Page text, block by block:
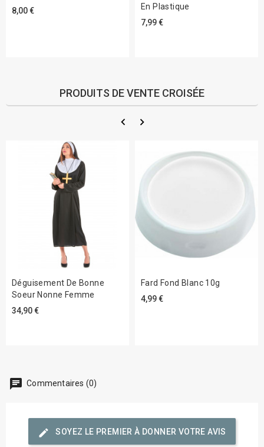
8,00 €
En Plastique
7,99 €
PRODUITS DE VENTE CROISÉE
Déguisement De Bonne
Soeur Nonne Femme
34,90 €
Fard Fond Blanc 10g
4,99 €
chat Commentaires (0)
edit SOYEZ LE PREMIER À DONNER VOTRE AVIS